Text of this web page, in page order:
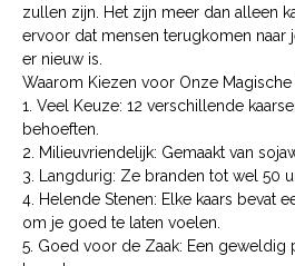
zullen zijn. Het zijn meer dan alleen
ervoor dat mensen terugkomen naar
er nieuw is.
Waarom Kiezen voor Onze Magische
1. Veel Keuze: 12 verschillende
behoeften.
2. Milieuvriendelijk: Gemaakt van
3. Langdurig: Ze branden tot wel 50
4. Helende Stenen: Elke kaars bevat
om je goed te laten voelen.
5. Goed voor de Zaak: Een